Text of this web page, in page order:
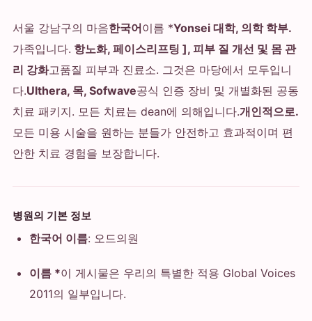
서울 강남구의 마음한국어이름 *Yonsei 대학, 의학 학부.
가족입니다. 항노화, 페이스리프팅 ], 피부 질 개선 및 몸 관
리 강화고품질 피부과 진료소. 그것은 마당에서 모두입니
다.Ulthera, 목, Sofwave공식 인증 장비 및 개별화된 공동
치료 패키지. 모든 치료는 dean에 의해입니다.개인적으로.
모든 미용 시술을 원하는 분들가 안전하고 효과적이며 편
안한 치료 경험을 보장합니다.
병원의 기본 정보
한국어 이름: 오드의원
이름 *이 게시물은 우리의 특별한 적용 Global Voices
2011의 일부입니다.